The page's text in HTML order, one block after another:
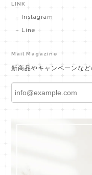
LINK
Instagram
Line
Mail Magazine
新商品やキャンペーンな